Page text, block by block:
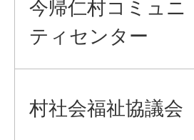
今帰仁村コミュニ
ティセンター
村社会福祉協議会